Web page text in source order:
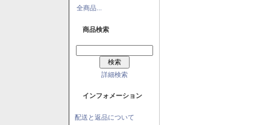
全商品...
商品検索
詳細検索
インフォメーション
配送と返品について